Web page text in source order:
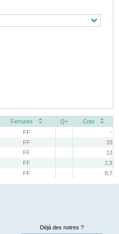
Ferrures Q+
Cote
FF
-
FF
33
FF
13
FF
2,9
FF 8,7
Déjà des notres ?